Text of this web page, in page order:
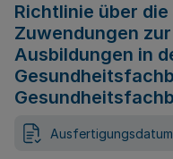
Richtlinie über
Zuwendungen
Ausbildungen in
Ausfertigungsdatum